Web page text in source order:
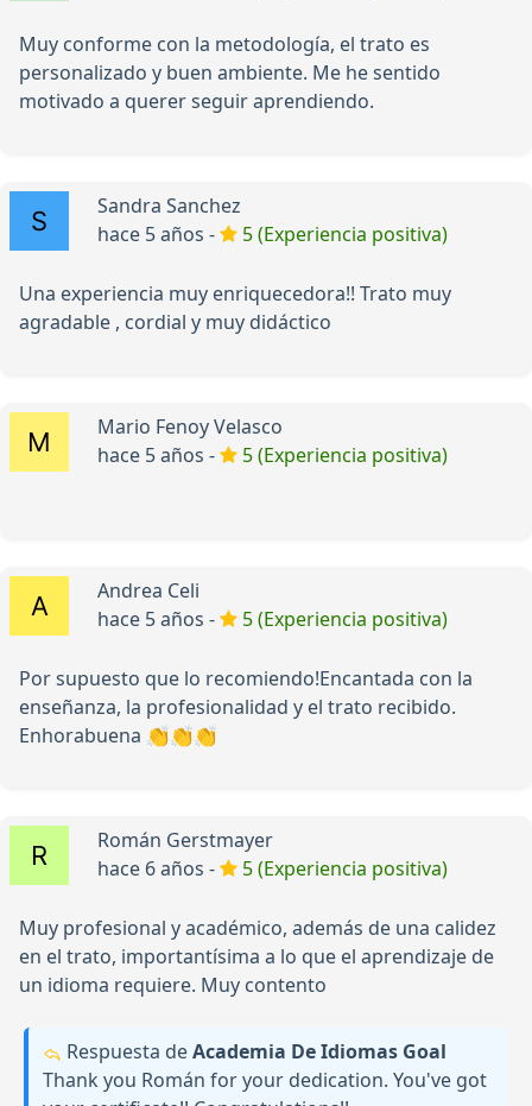
Muy conforme con la metodología, el trato es
personalizado y buen ambiente. Me he sentido
motivado a querer seguir aprendiendo.
Sandra Sanchez
hace 5 años -
5 (Experiencia positiva)
Una experiencia muy enriquecedora!! Trato muy
agradable , cordial y muy didáctico
Mario Fenoy Velasco
hace 5 años -
5 (Experiencia positiva)
Andrea Celi
hace 5 años -
5 (Experiencia positiva)
Por supuesto que lo recomiendo!Encantada con la
enseñanza, la profesionalidad y el trato recibido.
Enhorabuena 👏👏👏
Román Gerstmayer
hace 6 años -
5 (Experiencia positiva)
Muy profesional y académico, además de una calidez
en el trato, importantísima a lo que el aprendizaje de
un idioma requiere. Muy contento
Respuesta deAcademia De Idiomas Goal
Thank you Román for your dedication. You've got